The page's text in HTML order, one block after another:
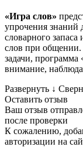
«Игра слов»
упрочения знаний
словарного
слов при
задачи, программа
внимание,
Развернуть ↓
Оставить отзыв
Ваш отзыв
после проверки
К сожалению,
авторизации на